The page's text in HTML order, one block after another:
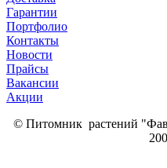
Гарантии
Портфолио
Контакты
Новости
Прайсы
Вакансии
Акции
© Питомник растений